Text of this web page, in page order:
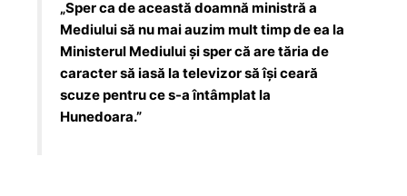
„Sper ca de această doamnă ministră a
Mediului să nu mai auzim mult timp de ea la
Ministerul Mediului și sper că are tăria de
caracter să iasă la televizor să își ceară
scuze pentru ce s-a întâmplat la
Hunedoara.”